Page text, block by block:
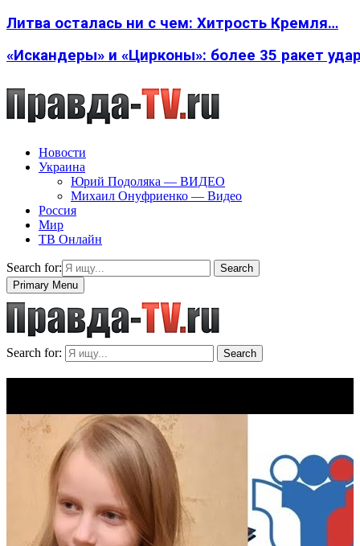
Литва осталась ни с чем: Хитрость Кремля…
«Искандеры» и «Цирконы»: более 35 ракет
Новости
Украина
Юрий Подоляка — ВИДЕО
Михаил Онуфриенко — Видео
Россия
Мир
ТВ Онлайн
Search for:
Search
Primary Menu
Search for: Search